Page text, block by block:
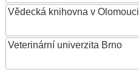
Vědecká knihovna v Olomouci
Veterinární univerzita Brno